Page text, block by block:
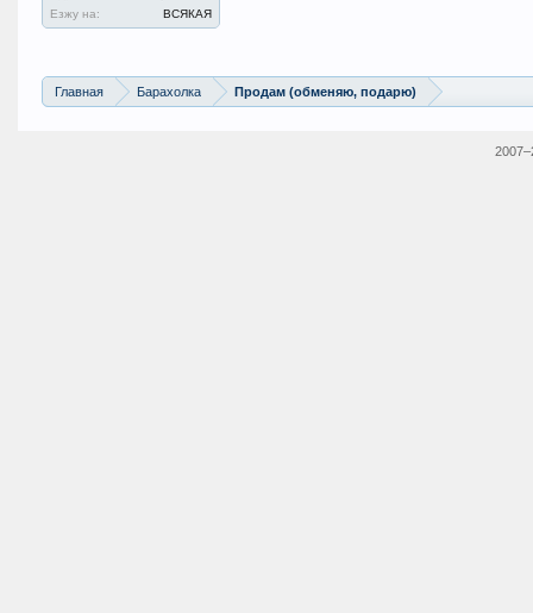
Езжу на:
ВСЯКАЯ
Главная Барахолка Продам (обменяю, подарю)
2007–